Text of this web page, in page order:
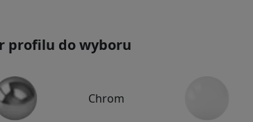
profilu do wyboru
Chrom